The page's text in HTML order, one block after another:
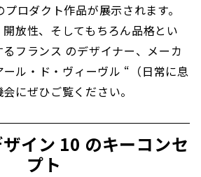
ロダクト作品が展示されます。
放性、そしてもちろん品格とい
フランス のデザイナー、メーカ
ル・ド・ヴィーヴル “（日常に息
にぜひご覧ください。
イン 10 のキーコンセ
プト